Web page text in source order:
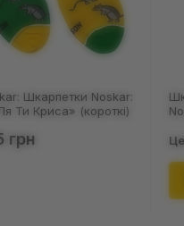
Шкарпетки Noskar: Шкарпетки
Noskar: Пацюки: «Ля Ти Криса»
Цена